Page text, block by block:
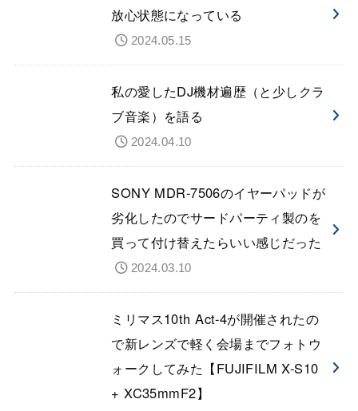
放心状態になっている
2024.05.15
私の愛したDJ機材遍歴（と少しクラ
ブ音楽）を語る
2024.04.10
SONY MDR-7506のイヤーパッドが
劣化したのでサードパーティ製のを
買って付け替えたらいい感じだった
2024.03.10
ミリマス10th Act-4が開催されたの
で新レンズで軽く会場までフォトウ
ォークしてみた【FUJIFILM X-S10
+ XC35mmF2】